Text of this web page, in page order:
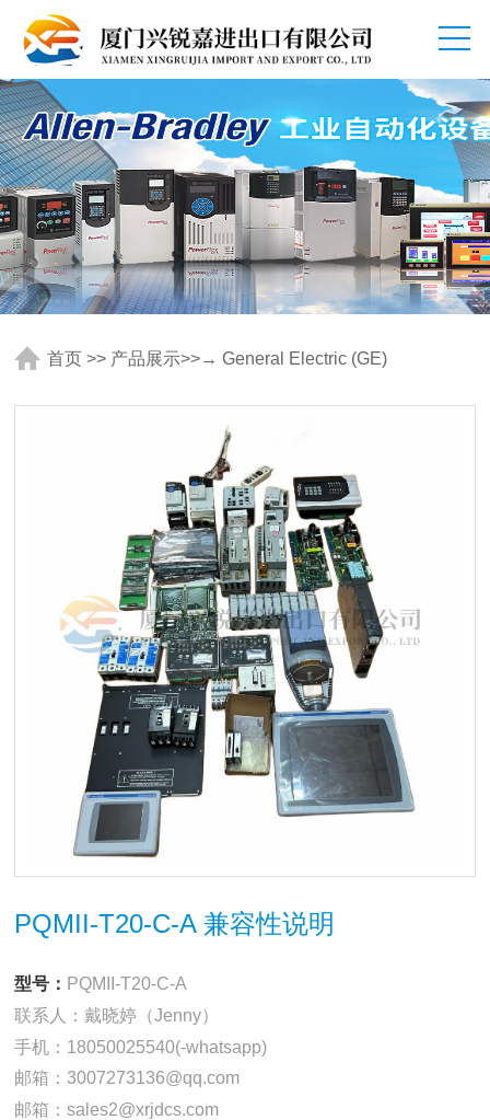
首页 >> 产品展示>>→ General Electric (GE)
PQMII-T20-C-A 兼容性说明
型号： PQMII-T20-C-A
联系人：戴晓婷（Jenny）
手机：18050025540(-whatsapp)
邮箱：3007273136@qq.com
邮箱：sales2@xrjdcs.com